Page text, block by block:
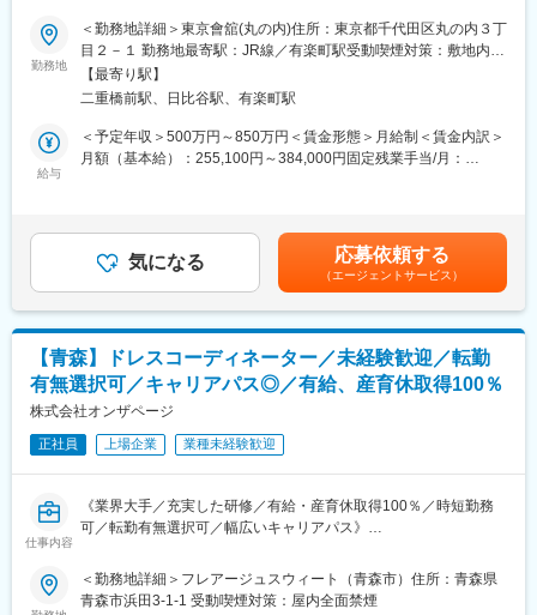
※本社研修をする初めの1 か月間は 9:00～17:45、その後課内研修
の 2 か月間は 8:30～17:15勤務となります。
■組織構成：
・現在次長1名（男性）、課長1名(女性)、係長1名（女性）、主任
1名（男性）その他正社員19名、パート1名、派遣11名の合計35名
で構成されています。※平均年齢36.2歳
す。社長自身がアルバイトとして葬儀業界に飛び込み、さまざま
な慣習に疑問を感じ、自ら起業、上場企業へと育てました。葬儀
価格を適正価格で開示、スタッフはささやかな気配りを徹底して
る安定した業界です。
変更の範囲：会社の定める業務
グおよび運営業務を提供しています。業界No.1の組数実績と培っ
たノウハウをもとに、マーケティング調査、コンセプト、料理や
演出設計などを行って頂きます。伝統ある東京會舘の婚礼部門を
はじめ、ヨコハマ グランド インターコンチネンタルホテル、リー
ガロイヤルホテル小倉、リーガロイヤルホテル広島と提携してい
ます。
・プラン内容のオペレーション設計
・現地スタッフのマネジメント
す。コンサルティングとして受託するまでのミッションを担うチ
ームと、受託後の企画～オペレーションまでを担うチームに分か
れており、今回の募集は受託後の企画～オペレーションまでを担
っていただける方を募集しています。
■魅力：
・コンサルティング事業部は、同社の成長戦略における2本柱の1
つとなっており、今後更なる拡大・成長が見込める事業となって
おります。
・将来的には現地のオペレーション設計だけではなく、ホテルの
コンセプト設計などの経営に直結する業務も経験することができ
ます。
勤務地
＜勤務地詳細＞東京會舘(丸の内)住所：東京都千代田区丸の内３丁
目２－１ 勤務地最寄駅：JR線／有楽町駅受動喫煙対策：敷地内喫
煙可能場所あり変更の範囲：会社の定める事業所（リモートワー
ク含む）
【最寄り駅】
二重橋前駅、日比谷駅、有楽町駅
給与
＜予定年収＞500万円～850万円＜賃金形態＞月給制＜賃金内訳＞
月額（基本給）：255,100円～384,000円固定残業手当/月：
年収は年齢、ご経験スキルを考慮のうえ決定します。月間20時間
のみなし残業時間を超過した分は残業手当を支給■昇給:年2回■賞
与:年3回 賃金はあくまでも目安の金額であり、選考を通じて上下
する可能性があります。月給(月額)は固定手当を含めた表記です。
気になる 応募依頼する
（エージェントサービス）
【青森】ドレスコーディネーター／未経験歓迎／転勤
有無選択可／キャリアパス◎／有給、産育休取得100％
株式会社オンザページ
正社員 上場企業 業種未経験歓迎
仕事内容
《業界大手／充実した研修／有給・産育休取得100％／時短勤務
可／転勤有無選択可／幅広いキャリアパス》
※求人票に記載の内容は、2026年4月の経営統合に伴い、給与、福
利厚生、待遇および各種制度等について、変更となる場合があり
＜勤務地詳細＞フレアージュスウィート（青森市）住所：青森県
青森市浜田3-1-1 受動喫煙対策：屋内全面禁煙